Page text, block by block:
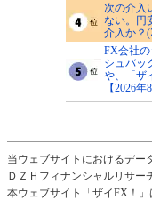
次の介入
ない。円
介入か？
FX会社の
シュバッ
や、「ザ
【2026
当ウェブサイトにおけるデー
ＤＺＨフィナンシャルリサー
本ウェブサイト「ザイFX！